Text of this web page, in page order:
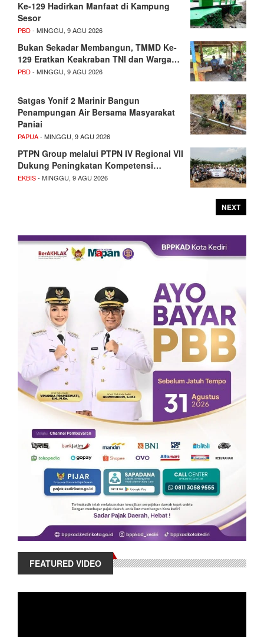
Ke-129 Hadirkan Manfaat di Kampung
Sesor
PBD- MINGGU, 9 AGU 2026
Bukan Sekadar Membangun, TMMD Ke-
129 Eratkan Keakraban TNI dan Warga…
PBD- MINGGU, 9 AGU 2026
Satgas Yonif 2 Marinir Bangun
Penampungan Air Bersama Masyarakat
Paniai
PAPUA- MINGGU, 9 AGU 2026
PTPN Group melalui PTPN IV Regional VII
Dukung Peningkatan Kompetensi…
EKBIS- MINGGU, 9 AGU 2026
NEXT
FEATURED VIDEO